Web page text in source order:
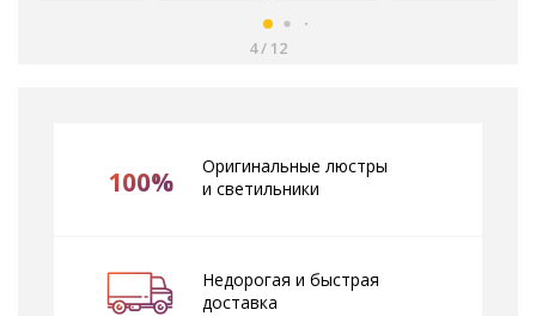
4/ 12
100%
Оригинальные люстры
и светильники
Недорогая и быстрая
доставка